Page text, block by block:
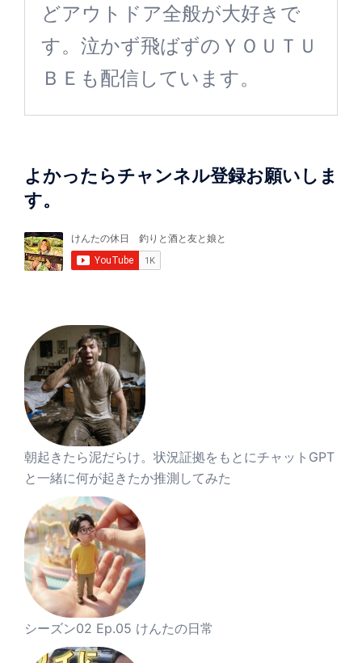
どアウトドア全般が大好きで
す。泣かず飛ばずのＹＯＵＴＵ
ＢＥも配信しています。
よかったらチャンネル登録お願いしま
す。
朝起きたら泥だらけ。状況証拠をもとにチャットGPT
と一緒に何が起きたか推測してみた
シーズン02 Ep.05 けんたの日常